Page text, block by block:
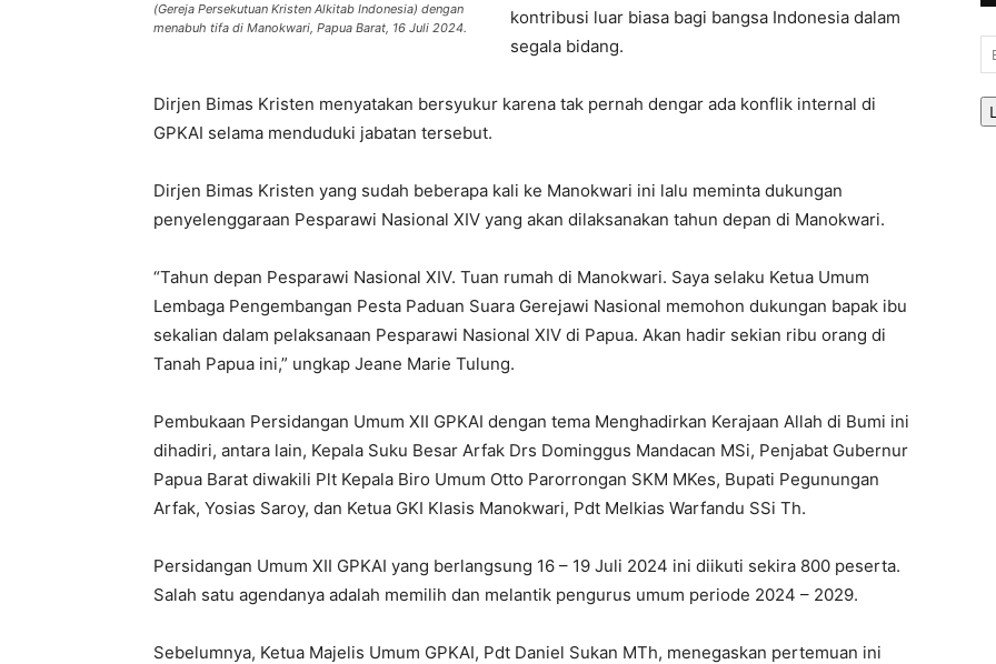
(Gereja Persekutuan Kristen Alkitab Indonesia) dengan
menabuh tifa di Manokwari, Papua Barat, 16 Juli 2024.
kontribusi luar biasa bagi bangsa Indonesia dalam
segala bidang.
Dirjen Bimas Kristen menyatakan bersyukur karena tak pernah dengar ada konflik internal di
GPKAI selama menduduki jabatan tersebut.
Dirjen Bimas Kristen yang sudah beberapa kali ke Manokwari ini lalu meminta dukungan
penyelenggaraan Pesparawi Nasional XIV yang akan dilaksanakan tahun depan di Manokwari.
“Tahun depan Pesparawi Nasional XIV. Tuan rumah di Manokwari. Saya selaku Ketua Umum
Lembaga Pengembangan Pesta Paduan Suara Gerejawi Nasional memohon dukungan bapak ibu
sekalian dalam pelaksanaan Pesparawi Nasional XIV di Papua. Akan hadir sekian ribu orang di
Tanah Papua ini,” ungkap Jeane Marie Tulung.
Pembukaan Persidangan Umum XII GPKAI dengan tema Menghadirkan Kerajaan Allah di Bumi ini
dihadiri, antara lain, Kepala Suku Besar Arfak Drs Dominggus Mandacan MSi, Penjabat Gubernur
Papua Barat diwakili Plt Kepala Biro Umum Otto Parorrongan SKM MKes, Bupati Pegunungan
Arfak, Yosias Saroy, dan Ketua GKI Klasis Manokwari, Pdt Melkias Warfandu SSi Th.
Persidangan Umum XII GPKAI yang berlangsung 16 – 19 Juli 2024 ini diikuti sekira 800 peserta.
Salah satu agendanya adalah memilih dan melantik pengurus umum periode 2024 – 2029.
Sebelumnya, Ketua Majelis Umum GPKAI, Pdt Daniel Sukan MTh, menegaskan pertemuan ini